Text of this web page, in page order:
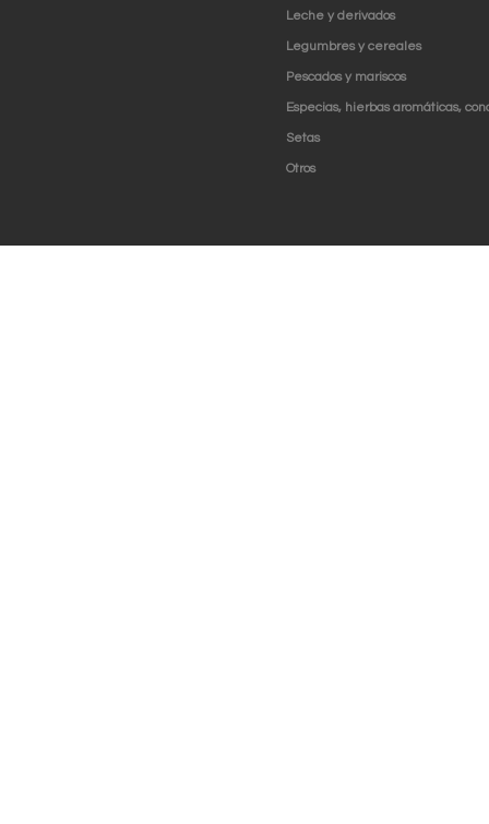
Leche y derivados
Legumbres y cereales
Pescados y mariscos
Especias, hierbas aromáticas,
Setas
Otros